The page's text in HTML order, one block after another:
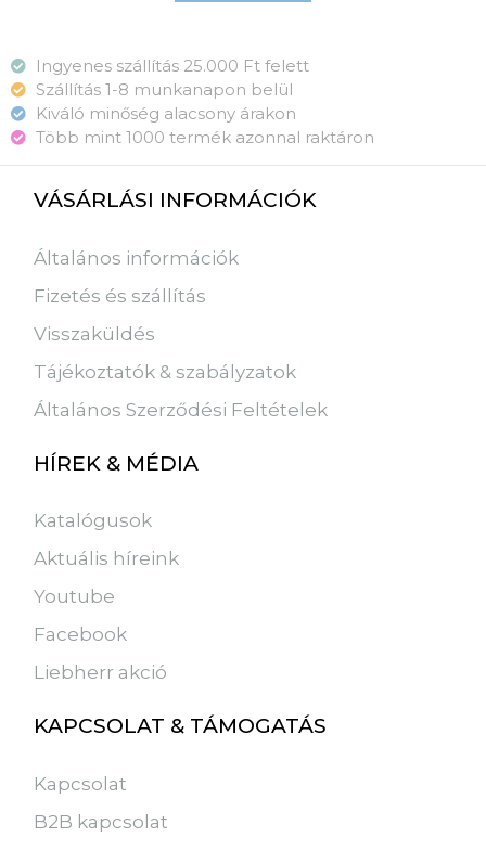
Ingyenes szállítás 25.000 Ft felett
Szállítás 1-8 munkanapon belül
Kiváló minőség alacsony árakon
Több mint 1000 termék azonnal raktáron
VÁSÁRLÁSI INFORMÁCIÓK
Általános információk
Fizetés és szállítás
Visszaküldés
Tájékoztatók & szabályzatok
Általános Szerződési Feltételek
HÍREK & MÉDIA
Katalógusok
Aktuális híreink
Youtube
Facebook
Liebherr akció
KAPCSOLAT & TÁMOGATÁS
Kapcsolat
B2B kapcsolat